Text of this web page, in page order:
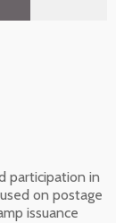
participation in
on postage
issuance